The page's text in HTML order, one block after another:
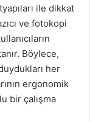
ile dikkat
ve fotokopi
Böylece,
her
ergonomik
bir çalışma